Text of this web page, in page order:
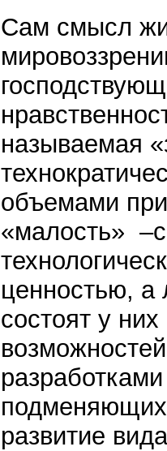
Сам смысл
называемая
объемами
«малость»
ценностью,
состоят у
развитие